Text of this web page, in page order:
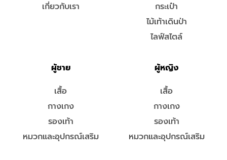
เกี่ยวกับเรา
กระเป๋า
ไม้เท้าเดินป่า
ไลฟ์สไตล์
ผู้ชาย
เสื้อ
กางเกง
รองเท้า
หมวกและอุปกรณ์เสริม
ผู้หญิง
เสื้อ
กางเกง
รองเท้า
หมวกและอุปกรณ์เสริม